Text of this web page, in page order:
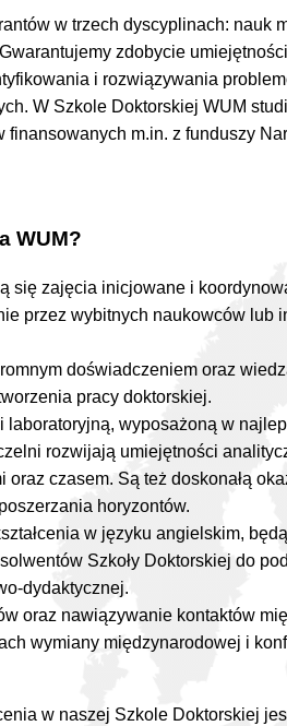
w trzech dyscyplinach: nauk
zdobycie
i rozwiązywania
W Szkole Doktorskiej WUM
m.in. z funduszy
WUM?
się zajęcia inicjowane i
przez wybitnych naukowców lub
doświadczeniem oraz
pracy doktorskiej.
laboratoryjną, wyposażoną w
rozwijają umiejętności
czasem. Są też doskonałą
horyzontów.
w języku angielskim,
Szkoły Doktorskiej do
dydaktycznej.
oraz nawiązywanie kontaktów
wymiany międzynarodowej i
w naszej Szkole Doktorskiej